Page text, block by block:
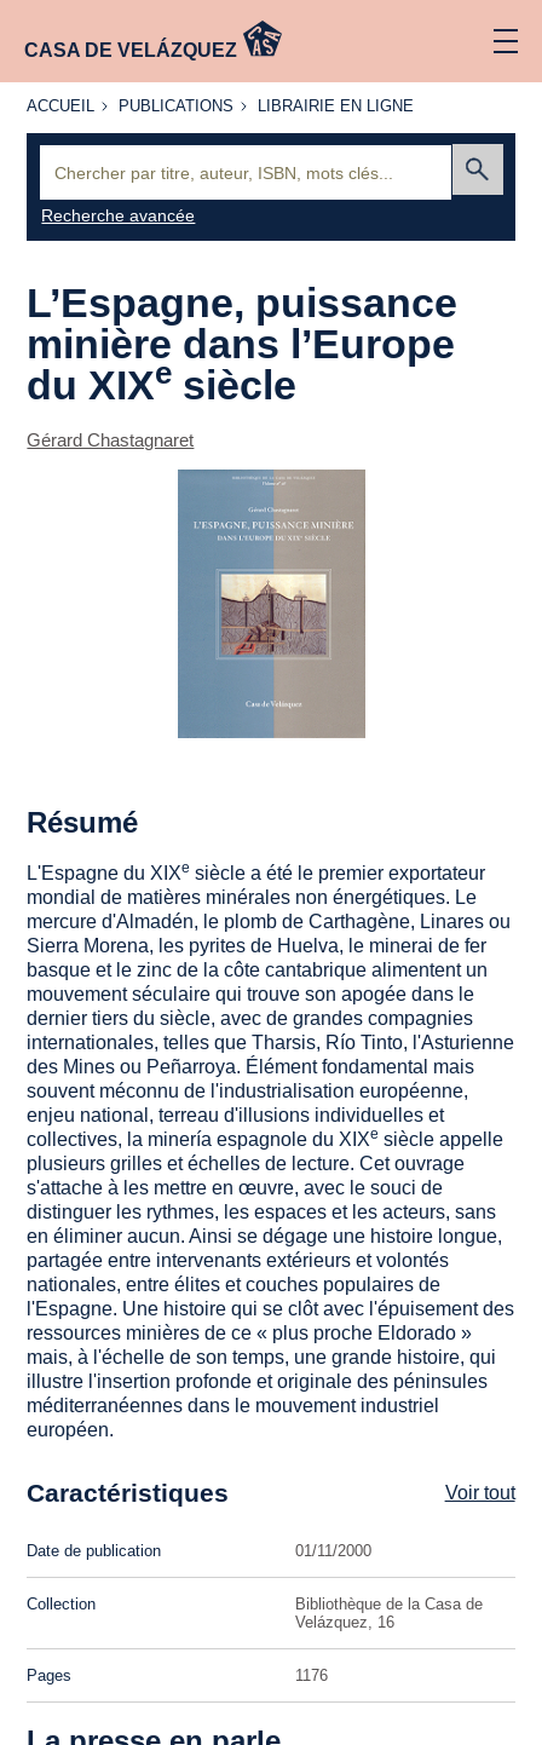
CASA DE VELÁZQUEZ
ACCUEIL
ACCUEIL PUBLICATIONS
PUBLICATIONS
LIBRAIRIE
LIBRAIRIE EN LIGNE
Recherche avancée
L’Espagne, puissance
minière dans l’Europe
du XIXe siècle
Gérard Chastagnaret
Résumé
L'Espagne du XIXe siècle a été le premier exportateur
mondial de matières minérales non énergétiques. Le
mercure d'Almadén, le plomb de Carthagène, Linares ou
Sierra Morena, les pyrites de Huelva, le minerai de fer
basque et le zinc de la côte cantabrique alimentent un
mouvement séculaire qui trouve son apogée dans le
dernier tiers du siècle, avec de grandes compagnies
internationales, telles que Tharsis, Río Tinto, l'Asturienne
des Mines ou Peñarroya. Élément fondamental mais
souvent méconnu de l'industrialisation européenne,
enjeu national, terreau d'illusions individuelles et
collectives, la minería espagnole du XIXe siècle appelle
plusieurs grilles et échelles de lecture. Cet ouvrage
s'attache à les mettre en œuvre, avec le souci de
distinguer les rythmes, les espaces et les acteurs, sans
en éliminer aucun. Ainsi se dégage une histoire longue,
partagée entre intervenants extérieurs et volontés
nationales, entre élites et couches populaires de
l'Espagne. Une histoire qui se clôt avec l'épuisement des
ressources minières de ce « plus proche Eldorado »
mais, à l'échelle de son temps, une grande histoire, qui
illustre l'insertion profonde et originale des péninsules
méditerranéennes dans le mouvement industriel
européen.
Caractéristiques Voir tout
Date de publication 01/11/2000
Collection
Bibliothèque de la Casa de
Velázquez, 16
Pages 1176